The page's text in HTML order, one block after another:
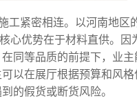
工紧密相连。以河南地区
心优势在于材料直供。因
同等品质的前提下，业
以在展厅根据预算和风格
的假货或断货风险。